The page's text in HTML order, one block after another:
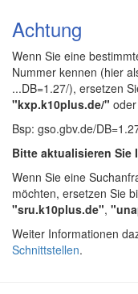
Achtung
Wenn Sie eine
Nummer kennen (hier
...DB=1.27/), ersetzen
"kxp.k10plus.de/"
Bsp: gso.gbv.de/
Bitte aktualisieren Sie
Wenn Sie eine
möchten, ersetzen Sie
"sru.k10plus.de",
Weiter Informationen
Schnittstellen.